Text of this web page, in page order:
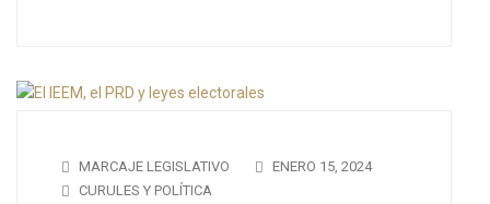
MARCAJE LEGISLATIVO
ENERO 15, 2024
CURULES Y POLÍTICA